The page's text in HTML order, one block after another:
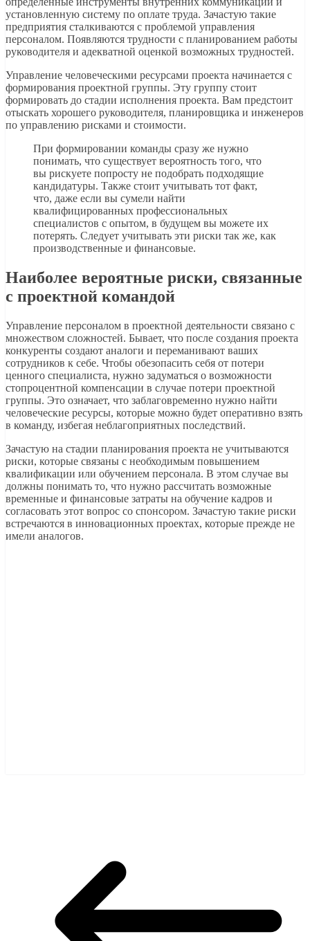
установленную систему по оплате труда. Зачастую такие
предприятия сталкиваются с проблемой управления
персоналом. Появляются трудности с планированием работы
руководителя и адекватной оценкой возможных трудностей.
Управление человеческими ресурсами проекта начинается с
формирования проектной группы. Эту группу стоит
формировать до стадии исполнения проекта. Вам предстоит
отыскать хорошего руководителя, планировщика и инженеров
по управлению рисками и стоимости.
При формировании команды сразу же нужно
понимать, что существует вероятность того, что
вы рискуете попросту не подобрать подходящие
кандидатуры. Также стоит учитывать тот факт,
что, даже если вы сумели найти
квалифицированных профессиональных
специалистов с опытом, в будущем вы можете их
потерять. Следует учитывать эти риски так же, как
производственные и финансовые.
Наиболее вероятные риски, связанные
с проектной командой
Управление персоналом в проектной деятельности связано с
множеством сложностей. Бывает, что после создания проекта
конкуренты создают аналоги и переманивают ваших
сотрудников к себе. Чтобы обезопасить себя от потери
ценного специалиста, нужно задуматься о возможности
стопроцентной компенсации в случае потери проектной
группы. Это означает, что заблаговременно нужно найти
человеческие ресурсы, которые можно будет оперативно взять
в команду, избегая неблагоприятных последствий.
Зачастую на стадии планирования проекта не учитываются
риски, которые связаны с необходимым повышением
квалификации или обучением персонала. В этом случае вы
должны понимать то, что нужно рассчитать возможные
временные и финансовые затраты на обучение кадров и
согласовать этот вопрос со спонсором. Зачастую такие риски
встречаются в инновационных проектах, которые прежде не
имели аналогов.